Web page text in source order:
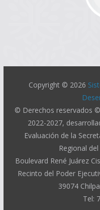
Copyright © 2026
© Derechos reservados
2022-2027,
Evaluación de la
Regional
Boulevard René Juárez
Recinto del Poder
39074
Tel: